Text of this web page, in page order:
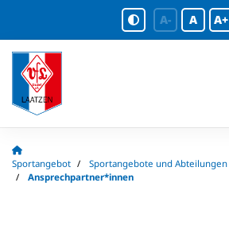
A- A A+
Sportangebot Sportangebote und Abteilungen
Ansprechpartner*innen